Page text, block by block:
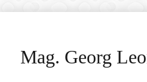
Mag. Georg